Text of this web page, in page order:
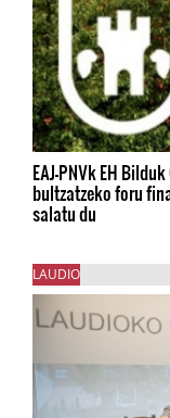
EAJ-PNVk EH
bultzatzeko foru
salatu du
LAUDIO